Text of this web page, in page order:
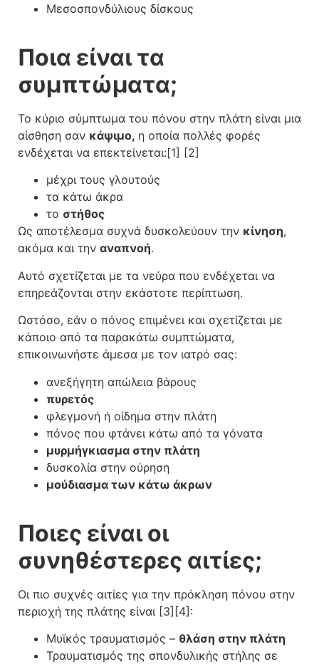
Μεσοσπονδύλιους δίσκους
Ποια είναι τα
συμπτώματα;
Το κύριο σύμπτωμα του πόνου στην πλάτη είναι μια
αίσθηση σαν κάψιμο, η οποία πολλές φορές
ενδέχεται να επεκτείνεται:[1] [2]
μέχρι τους γλουτούς
τα κάτω άκρα
το στήθος
Ως αποτέλεσμα συχνά δυσκολεύουν την κίνηση,
ακόμα και την αναπνοή.
Αυτό σχετίζεται με τα νεύρα που ενδέχεται να
επηρεάζονται στην εκάστοτε περίπτωση.
Ωστόσο, εάν ο πόνος επιμένει και σχετίζεται με
κάποιο από τα παρακάτω συμπτώματα,
επικοινωνήστε άμεσα με τον ιατρό σας:
ανεξήγητη απώλεια βάρους
πυρετός
φλεγμονή ή οίδημα στην πλάτη
πόνος που φτάνει κάτω από τα γόνατα
μυρμήγκιασμα στην πλάτη
δυσκολία στην ούρηση
μούδιασμα των κάτω άκρων
Ποιες είναι οι
συνηθέστερες αιτίες;
Οι πιο συχνές αιτίες για την πρόκληση πόνου στην
περιοχή της πλάτης είναι [3][4]:
Μυϊκός τραυματισμός – θλάση στην πλάτη
Τραυματισμός της σπονδυλικής στήλης σε